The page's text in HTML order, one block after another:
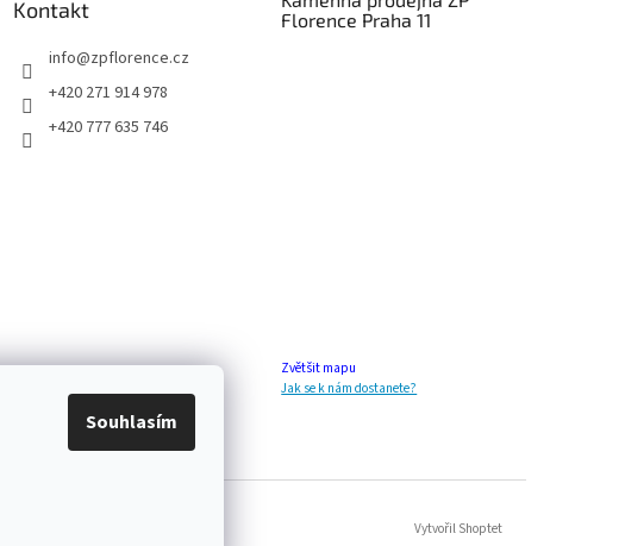
Souhlasím
Kontakt
info@zpflorence.cz
+420 271 914 978
+420 777 635 746
Florence Praha 11
Zvětšit mapu
Jak se k nám dostanete?
Vytvořil Shoptet